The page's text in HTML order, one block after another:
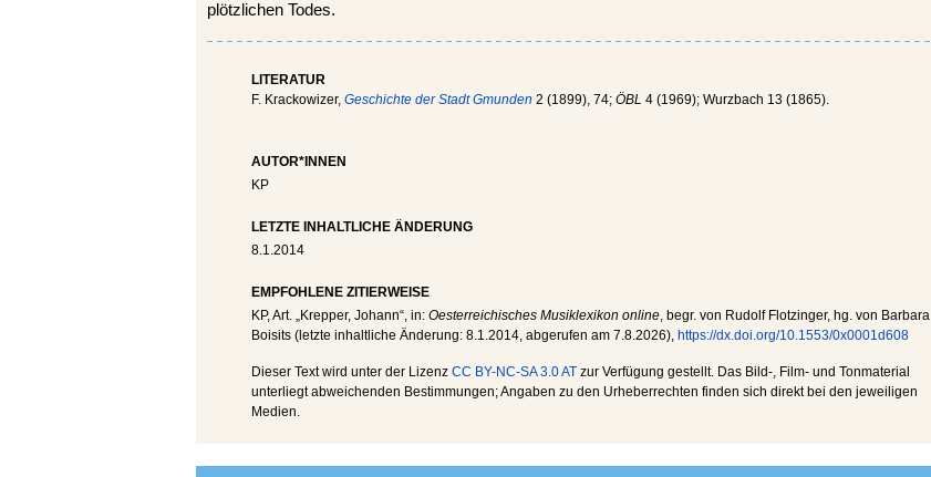
plötzlichen Todes.
LITERATUR
F. Krackowizer, Geschichte der Stadt Gmunden 2 (1899), 74; ÖBL 4 (1969); Wurzbach 13 (1865).
AUTOR*INNEN
KP
LETZTE INHALTLICHE ÄNDERUNG
8.1.2014
EMPFOHLENE ZITIERWEISE
KP, Art. „Krepper, Johann“, in: Oesterreichisches Musiklexikon online, begr. von Rudolf Flotzinger, hg. von Barbara
Boisits (letzte inhaltliche Änderung: 8.1.2014, abgerufen am 7.8.2026), https://dx.doi.org/10.1553/0x0001d608
Dieser Text wird unter der Lizenz CC BY-NC-SA 3.0 AT zur Verfügung gestellt. Das Bild-, Film- und Tonmaterial
unterliegt abweichenden Bestimmungen; Angaben zu den Urheberrechten finden sich direkt bei den jeweiligen
Medien.